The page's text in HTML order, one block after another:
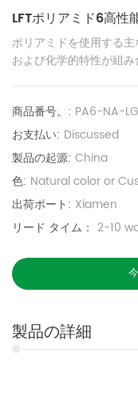
LFTポリアミド6高性
ポリアミドを使用する
および化学的特性が組み
商品番号。: PA6-NA-
お支払い: Discussed
製品の起源: China
色: Natural color or
出荷ポート: Xiamen
リード タイム： 2-10
製品の詳細